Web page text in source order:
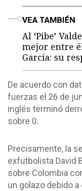
VEA TAMBIÉN
Al ‘Pibe’
mejor entre
García: su
De acuerdo con
fuerzas el 26 de
inglés terminó
sobre 0.
Precisamente, la
exfutbolista David
sobre Colombia
un golazo debido